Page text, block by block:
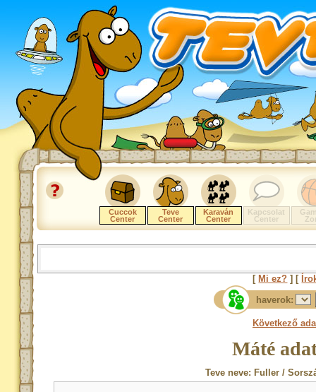
Cuccok
Center
Teve
Center
Karaván
Center
Kapcsolat
Center
[ Mi ez? ] [
haverok:
Következő
Máté
Teve neve: Fuller /